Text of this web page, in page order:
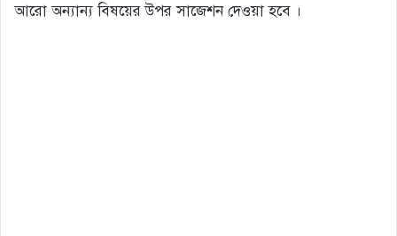
আরো অন্যান্য বিষয়ের উপর সাজেশন দেওয়া হবে ।